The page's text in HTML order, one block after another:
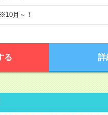
月～！
る 詳